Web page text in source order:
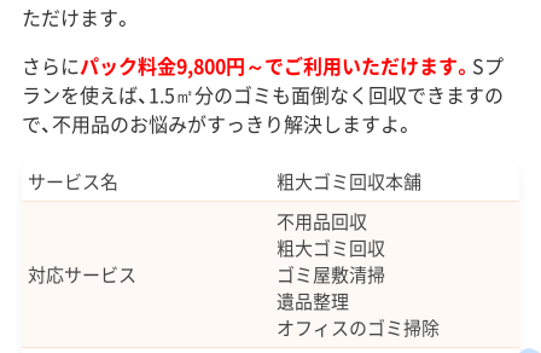
ただけます。
さらにパック料金9,800円～でご利用いただけます。 Sプ
ランを使えば、1.5㎡分のゴミも面倒なく回収できますの
で、不用品のお悩みがすっきり解決しますよ。
サービス名 粗大ゴミ回収本舗
対応サービス
不用品回収
粗大ゴミ回収
ゴミ屋敷清掃
遺品整理
オフィスのゴミ掃除